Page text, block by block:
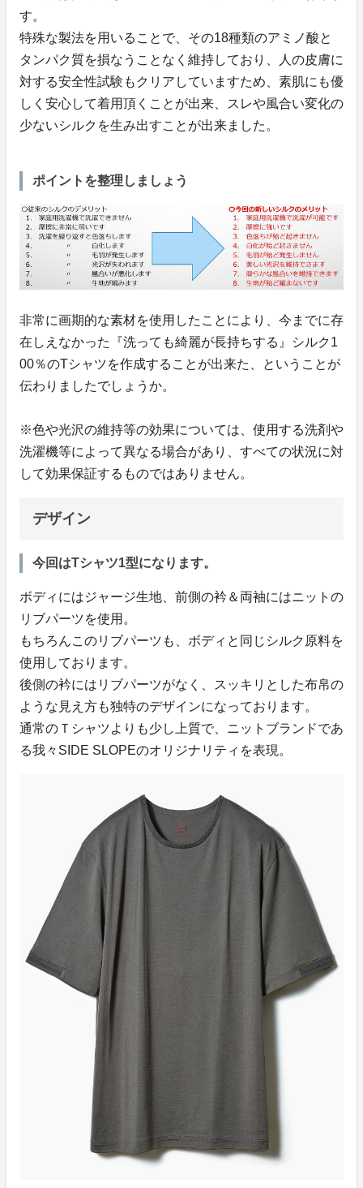
す。
特殊な製法を用いることで、その18種類のアミノ酸と
タンパク質を損なうことなく維持しており、人の皮膚に
対する安全性試験もクリアしていますため、素肌にも優
しく安心して着用頂くことが出来、スレや風合い変化の
少ないシルクを生み出すことが出来ました。
ポイントを整理しましょう
非常に画期的な素材を使用したことにより、今までに存
在しえなかった『洗っても綺麗が長持ちする』シルク1
00％のTシャツを作成することが出来た、ということが
伝わりましたでしょうか。
※色や光沢の維持等の効果については、使用する洗剤や
洗濯機等によって異なる場合があり、すべての状況に対
して効果保証するものではありません。
デザイン
今回はTシャツ1型になります。
ボディにはジャージ生地、前側の衿＆両袖にはニットの
リブパーツを使用。
もちろんこのリブパーツも、ボディと同じシルク原料を
使用しております。
後側の衿にはリブパーツがなく、スッキリとした布帛の
ような見え方も独特のデザインになっております。
通常のＴシャツよりも少し上質で、ニットブランドであ
る我々SIDE SLOPEのオリジナリティを表現。